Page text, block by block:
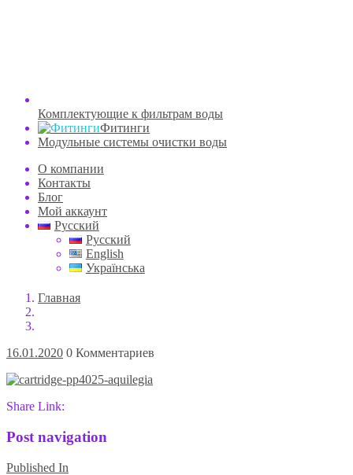
Комплектующие к фильтрам воды
Фитинги
Модульные системы очистки воды
О компании
Контакты
Блог
Мой аккаунт
Русский
Русский
English
Українська
Главная
16.01.2020 0 Комментариев
Share Link:
Post navigation
Published In